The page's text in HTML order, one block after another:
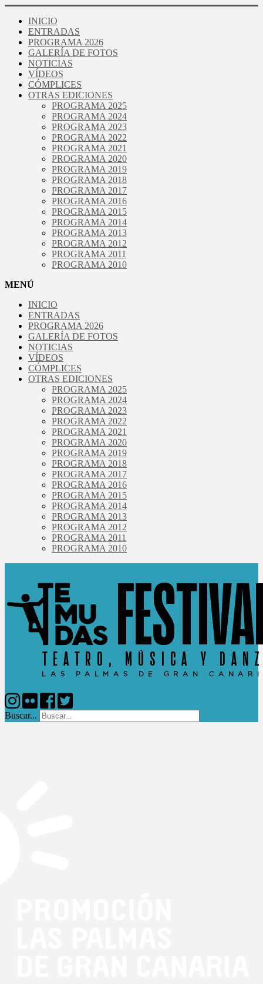
INICIO
ENTRADAS
PROGRAMA 2026
GALERÍA DE FOTOS
NOTICIAS
VÍDEOS
CÓMPLICES
OTRAS EDICIONES
PROGRAMA 2025
PROGRAMA 2024
PROGRAMA 2023
PROGRAMA 2022
PROGRAMA 2021
PROGRAMA 2020
PROGRAMA 2019
PROGRAMA 2018
PROGRAMA 2017
PROGRAMA 2016
PROGRAMA 2015
PROGRAMA 2014
PROGRAMA 2013
PROGRAMA 2012
PROGRAMA 2011
PROGRAMA 2010
MENÚ
INICIO
ENTRADAS
PROGRAMA 2026
GALERÍA DE FOTOS
NOTICIAS
VÍDEOS
CÓMPLICES
OTRAS EDICIONES
PROGRAMA 2025
PROGRAMA 2024
PROGRAMA 2023
PROGRAMA 2022
PROGRAMA 2021
PROGRAMA 2020
PROGRAMA 2019
PROGRAMA 2018
PROGRAMA 2017
PROGRAMA 2016
PROGRAMA 2015
PROGRAMA 2014
PROGRAMA 2013
PROGRAMA 2012
PROGRAMA 2011
PROGRAMA 2010
Buscar...